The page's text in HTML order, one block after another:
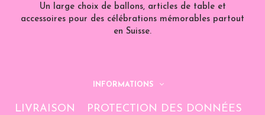
Un large choix de ballons, articles de table et
accessoires pour des célébrations mémorables partout
en Suisse.
INFORMATIONS
LIVRAISON
PROTECTION DES DONNÉES